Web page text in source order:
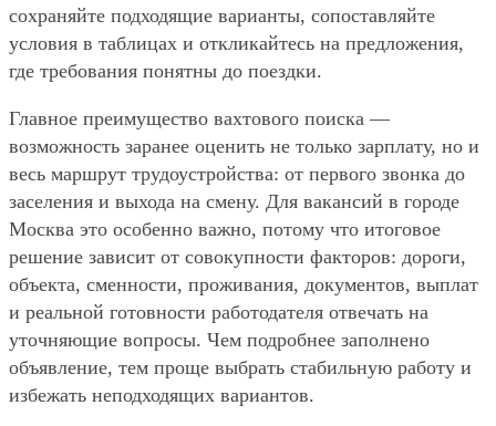
сохраняйте подходящие варианты, сопоставляйте
условия в таблицах и откликайтесь на предложения,
где требования понятны до поездки.
Главное преимущество вахтового поиска —
возможность заранее оценить не только зарплату, но и
весь маршрут трудоустройства: от первого звонка до
заселения и выхода на смену. Для вакансий в городе
Москва это особенно важно, потому что итоговое
решение зависит от совокупности факторов: дороги,
объекта, сменности, проживания, документов, выплат
и реальной готовности работодателя отвечать на
уточняющие вопросы. Чем подробнее заполнено
объявление, тем проще выбрать стабильную работу и
избежать неподходящих вариантов.